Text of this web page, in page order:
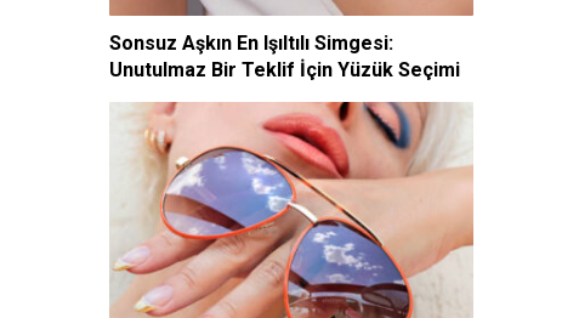
Sonsuz Aşkın En Işıltılı Simgesi:
Unutulmaz Bir Teklif İçin Yüzük Seçimi